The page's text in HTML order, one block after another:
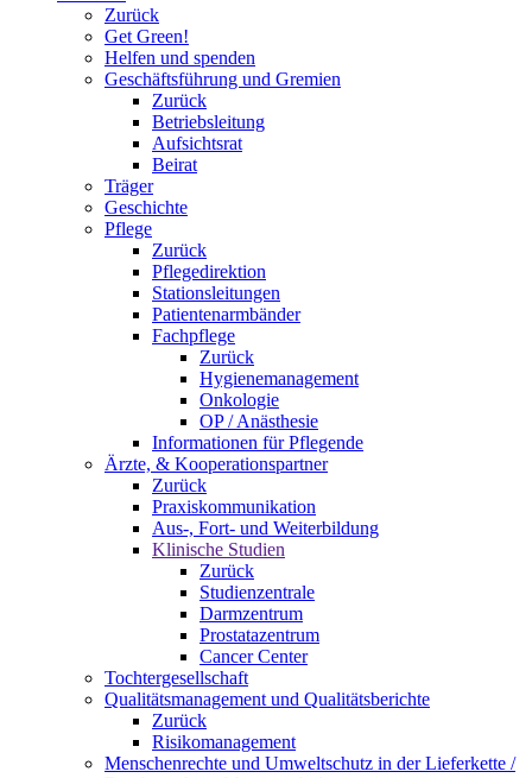
Zurück
Get Green!
Helfen und spenden
Geschäftsführung und Gremien
Zurück
Betriebsleitung
Aufsichtsrat
Beirat
Träger
Geschichte
Pflege
Zurück
Pflegedirektion
Stationsleitungen
Patientenarmbänder
Fachpflege
Zurück
Hygienemanagement
Onkologie
OP / Anästhesie
Informationen für Pflegende
Ärzte, & Kooperationspartner
Zurück
Praxiskommunikation
Aus-, Fort- und Weiterbildung
Klinische Studien
Zurück
Studienzentrale
Darmzentrum
Prostatazentrum
Cancer Center
Tochtergesellschaft
Qualitätsmanagement und Qualitätsberichte
Zurück
Risikomanagement
Menschenrechte und Umweltschutz in der Lieferkette /